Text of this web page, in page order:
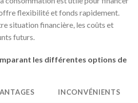
flexibilité et fonds rapidement.
situation financière, les coûts et
futurs.
les différentes options de
INCONVÉNIENTS